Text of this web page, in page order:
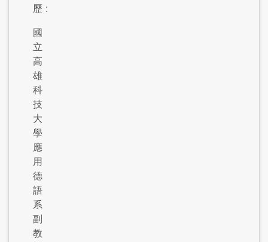
歷 :
國
立
高
雄
科
技
大
學
應
用
德
語
系
副
教